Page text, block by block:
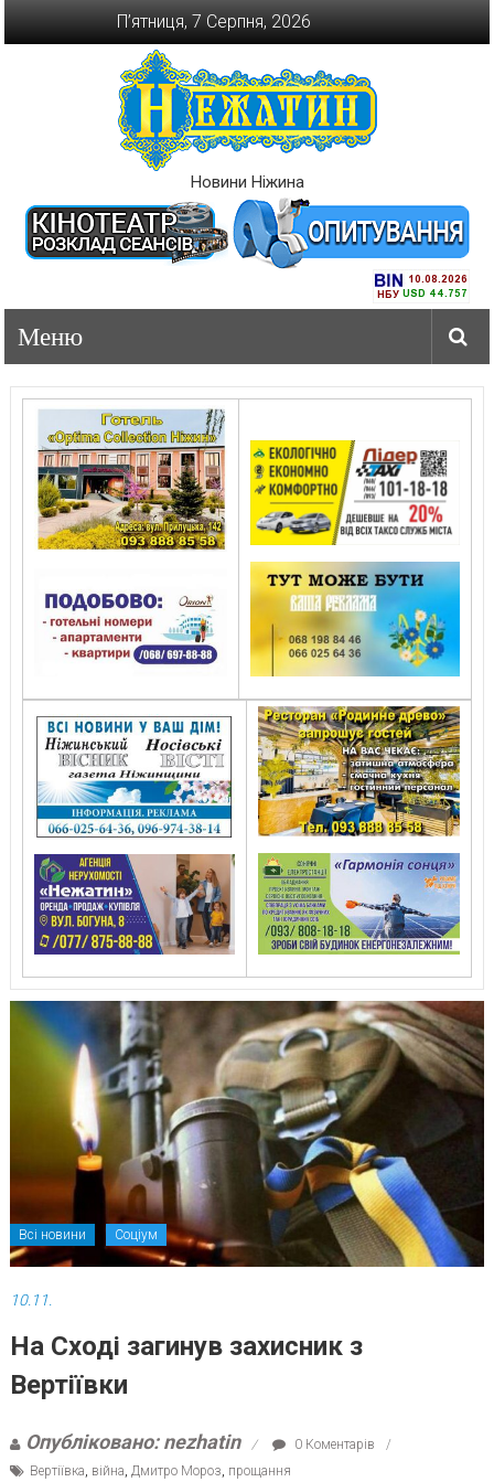
П’ятниця, 7 Серпня, 2026
Новини Ніжина
Всі новини Соціум
10.11.
На Сході загинув захисник з
Вертіївки
Опубліковано: nezhatin
0 Коментарів
Вертіївка війна Дмитро Мороз прощання